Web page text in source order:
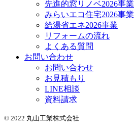
先進的窓リノベ2026事業
みらいエコ住宅2026事業
給湯省エネ2026事業
リフォームの流れ
よくある質問
お問い合わせ
お問い合わせ
お見積もり
LINE相談
資料請求
© 2022 丸山工業株式会社